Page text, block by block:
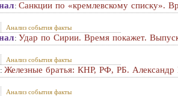
: Санкции по «кремлевскому списку».
Анализ события факты
: Удар по Сирии. Время покажет.
Анализ события факты
: Железные братья: КНР, РФ, РБ. Александр
Анализ события факты